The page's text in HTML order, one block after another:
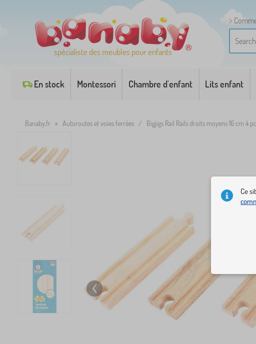
spécialiste des meubles pour enfants
En stock Montessori Chambre d'enfant Lits enfant
Banaby.fr » Autoroutes et voies ferrées / Bigjigs Rail Rails droits moyens 16 cm 4
Ce